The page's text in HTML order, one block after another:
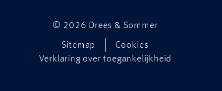
© 2026 Drees & Sommer
Sitemap
Cookies
Verklaring over toegankelijkheid